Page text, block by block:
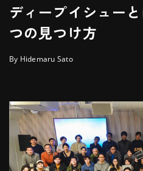
ディープイシュー
つの見つけ方
By Hidemaru Sato